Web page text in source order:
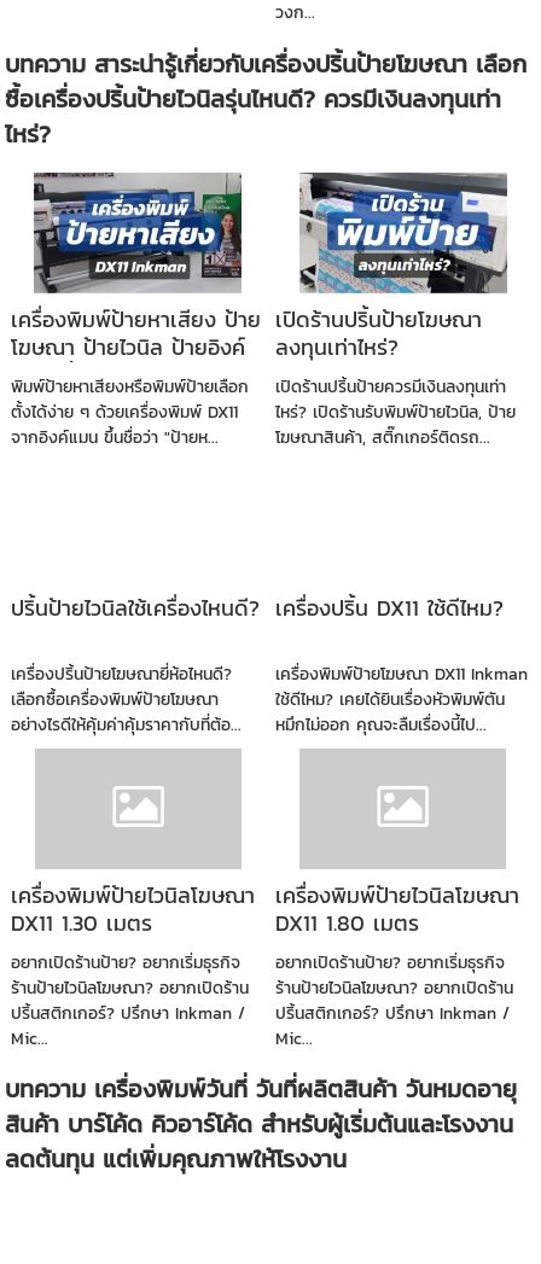
วงก...
บทความ สาระน่ารู้เกี่ยวกับเครื่องปริ้นป้ายโฆษณา เลือก
ซื้อเครื่องปริ้นป้ายไวนิลรุ่นไหนดี? ควรมีเงินลงทุนเท่า
ไหร่?
เครื่องพิมพ์ป้ายหาเสียง ป้าย
โฆษณา ป้ายไวนิล ป้ายอิงค์
เจ็ท ปริ้นป้ายราคาถูก เลือก
DX11 จาก Inkman
พิมพ์ป้ายหาเสียงหรือพิมพ์ป้ายเลือก
ตั้งได้ง่าย ๆ ด้วยเครื่องพิมพ์ DX11
จากอิงค์แมน ขึ้นชื่อว่า "ป้ายห...
เปิดร้านปริ้นป้ายโฆษณา
ลงทุนเท่าไหร่?
เปิดร้านปริ้นป้ายควรมีเงินลงทุนเท่า
ไหร่? เปิดร้านรับพิมพ์ป้ายไวนิล, ป้าย
โฆษณาสินค้า, สติ๊กเกอร์ติดรถ...
ปริ้นป้ายไวนิลใช้เครื่องไหนดี?
เครื่องปริ้นป้ายโฆษณายี่ห้อไหนดี?
เลือกซื้อเครื่องพิมพ์ป้ายโฆษณา
อย่างไรดีให้คุ้มค่าคุ้มราคากับที่ต้อ...
เครื่องปริ้น DX11 ใช้ดีไหม?
เครื่องพิมพ์ป้ายโฆษณา DX11 Inkman
ใช้ดีไหม? เคยได้ยินเรื่องหัวพิมพ์ตัน
หมึกไม่ออก คุณจะลืมเรื่องนี้ไป...
เครื่องพิมพ์ป้ายไวนิลโฆษณา
DX11 1.30 เมตร
อยากเปิดร้านป้าย? อยากเริ่มธุรกิจ
ร้านป้ายไวนิลโฆษณา? อยากเปิดร้าน
ปริ้นสติกเกอร์? ปรึกษา Inkman /
Mic...
เครื่องพิมพ์ป้ายไวนิลโฆษณา
DX11 1.80 เมตร
อยากเปิดร้านป้าย? อยากเริ่มธุรกิจ
ร้านป้ายไวนิลโฆษณา? อยากเปิดร้าน
ปริ้นสติกเกอร์? ปรึกษา Inkman /
Mic...
บทความ เครื่องพิมพ์วันที่ วันที่ผลิตสินค้า วันหมดอายุ
สินค้า บาร์โค้ด คิวอาร์โค้ด สำหรับผู้เริ่มต้นและโรงงาน
ลดต้นทุน แต่เพิ่มคุณภาพให้โรงงาน